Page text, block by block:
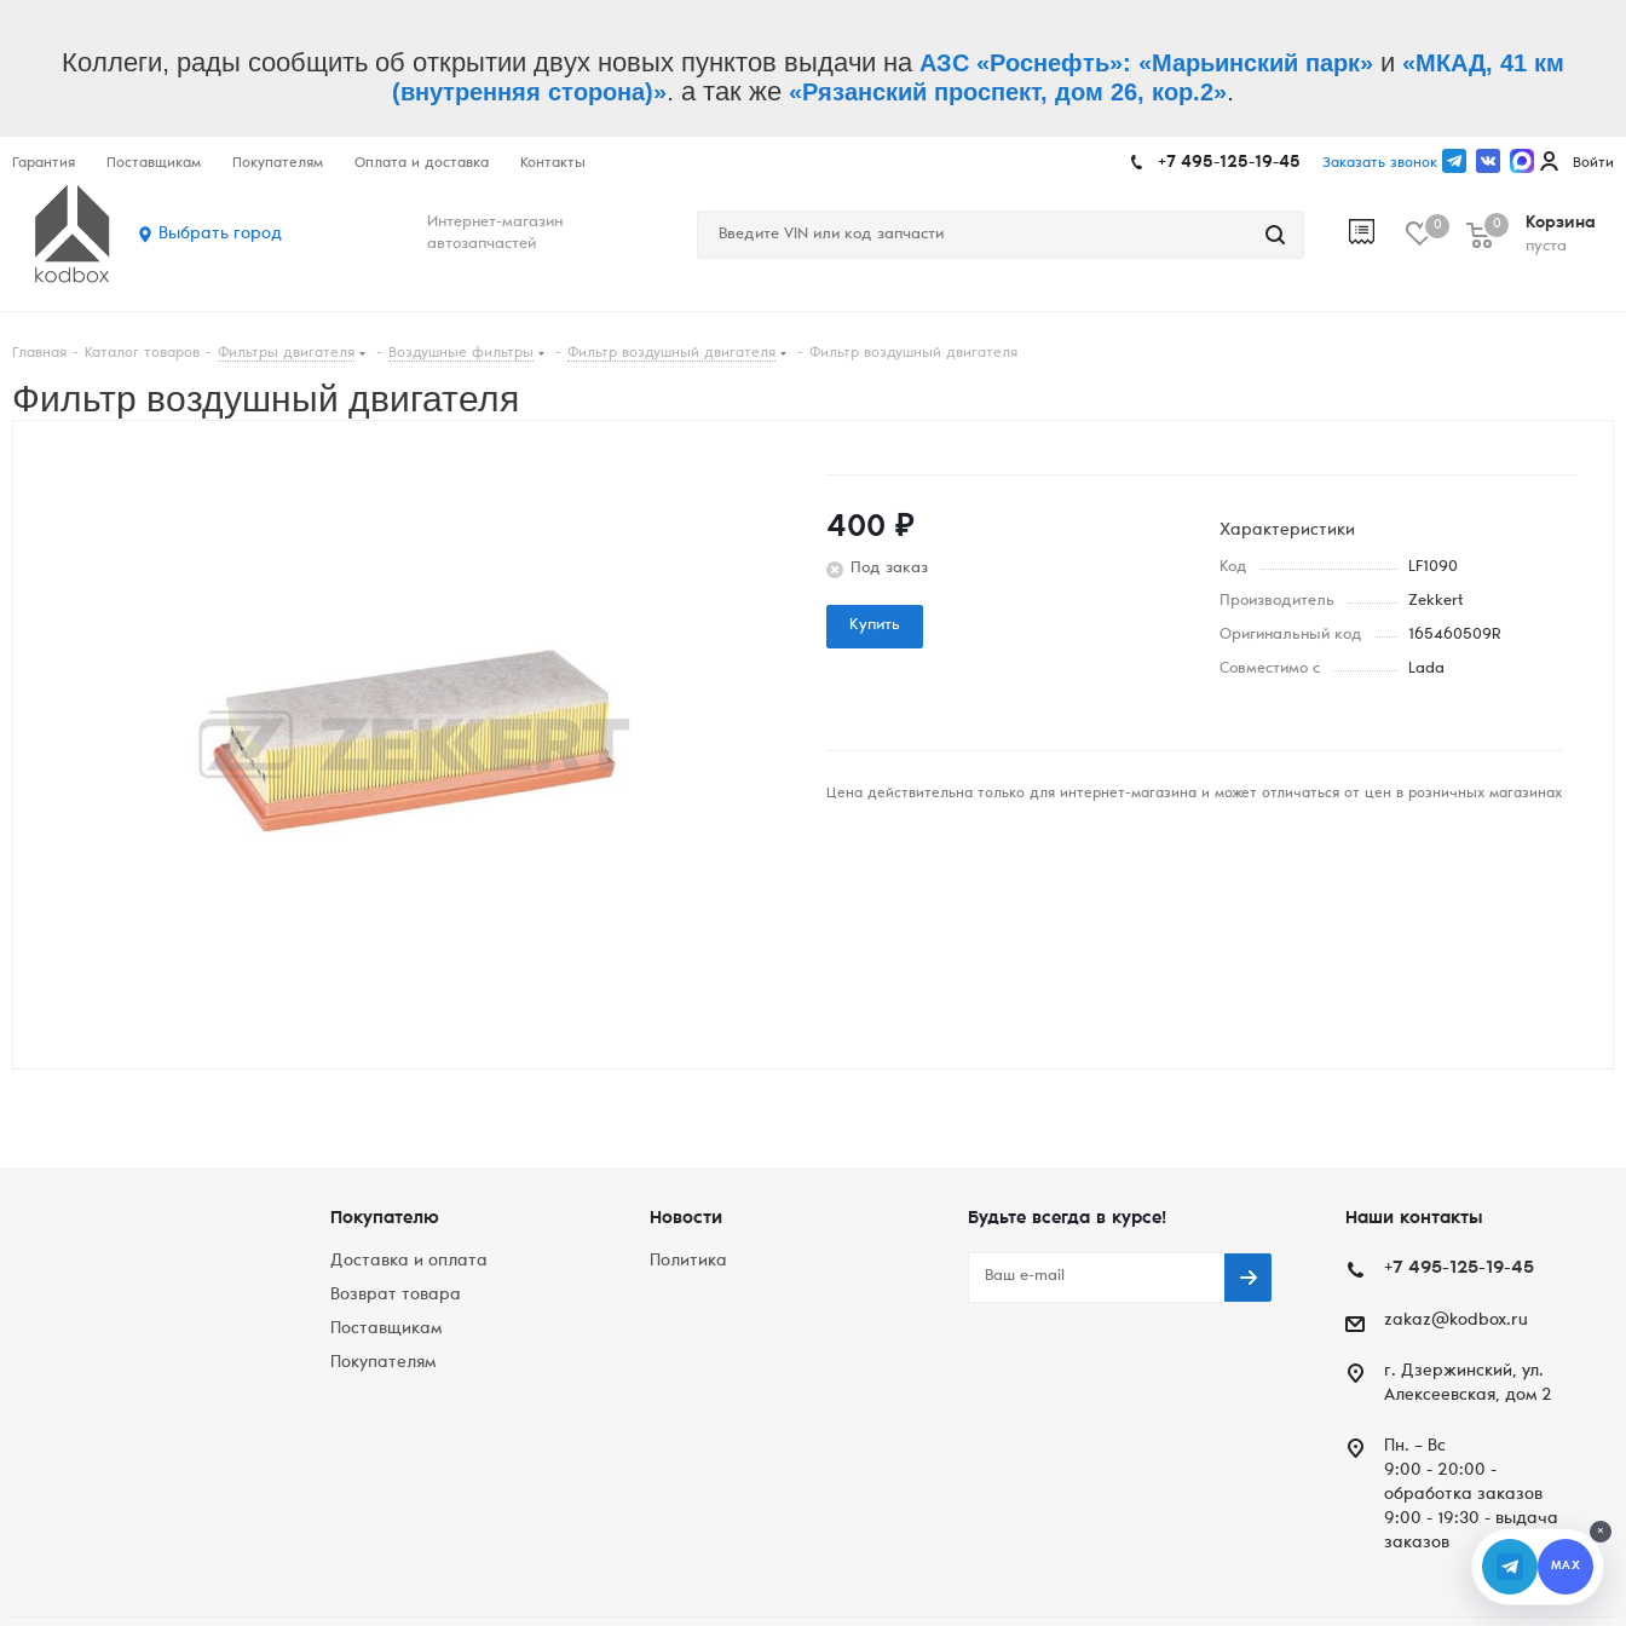
Коллеги, рады сообщить об открытии двух новых пунктов выдачи на АЗС «Роснефть»: «Марьинский парк» и «МКАД, 41 км
(внутренняя сторона)». а так же «Рязанский проспект, дом 26, кор.2».
Гарантия Поставщикам Покупателям Оплата и доставка Контакты +7 495-125-19-45 Заказать звонок Войти
Выбрать город
Интернет-магазин
автозапчастей
0
Корзина
пуста
0
Главная - Каталог товаров - Фильтры двигателя - Воздушные фильтры - Фильтр воздушный двигателя - Фильтр воздушный двигателя
Фильтр воздушный двигателя
400 ₽
Под заказ
Купить
Характеристики
Код LF1090
Производитель Zekkert
Оригинальный код 165460509R
Совместимо с Lada
Цена действительна только для интернет-магазина и может отличаться от цен в розничных магазинах
Покупателю
Доставка и оплата
Возврат товара
Поставщикам
Покупателям
Новости
Политика
Будьте всегда в курсе! Наши контакты
+7 495-125-19-45
zakaz@kodbox.ru
г. Дзержинский, ул.
Алексеевская, дом 2
Пн. – Вc
9:00 - 20:00 -
обработка заказов
9:00 - 19:30 - выдача
заказов
×
MAX